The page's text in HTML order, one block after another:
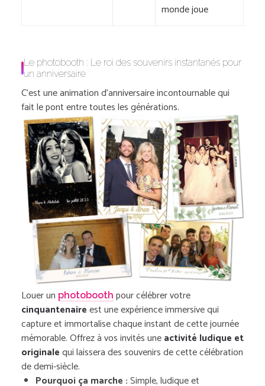
monde joue
Le photobooth : Le roi des souvenirs instantanés pour
un anniversaire
C’est une animation d’anniversaire incontournable qui
fait le pont entre toutes les générations.
Louer un photobooth pour célébrer votre
cinquantenaireest une expérience immersive qui
capture et immortalise chaque instant de cette journée
mémorable. Offrez à vos invités uneactivité ludique et
originalequi laissera des souvenirs de cette célébration
de demi-siècle.
Pourquoi ça marche :Simple, ludique et